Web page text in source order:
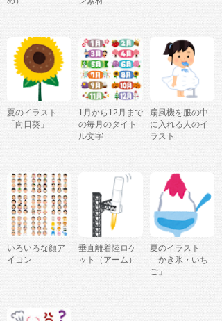
夏のイラスト
「向日葵」
1月から12月まで
の毎月のタイト
ル文字
扇風機を服の中
に入れる人のイ
ラスト
いろいろな顔ア
イコン
垂直離着陸ロケ
ット（アーム）
夏のイラスト
「かき氷・いち
ご」